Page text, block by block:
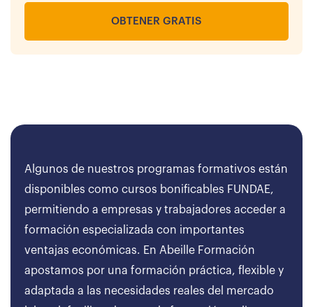
OBTENER GRATIS
Algunos de nuestros programas formativos están
disponibles como cursos bonificables FUNDAE,
permitiendo a empresas y trabajadores acceder a
formación especializada con importantes
ventajas económicas. En Abeille Formación
apostamos por una formación práctica, flexible y
adaptada a las necesidades reales del mercado